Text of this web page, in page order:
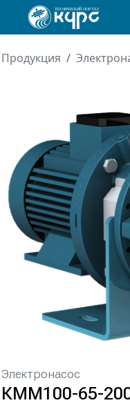
Продукция
Электронасос
КММ100-65-